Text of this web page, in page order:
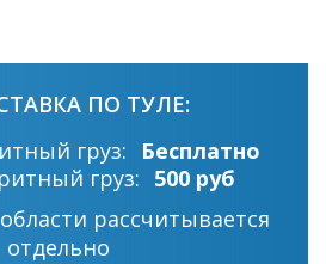
ПО ТУЛЕ:
груз:
Бесплатно
груз: 500 руб
рассчитывается
отдельно